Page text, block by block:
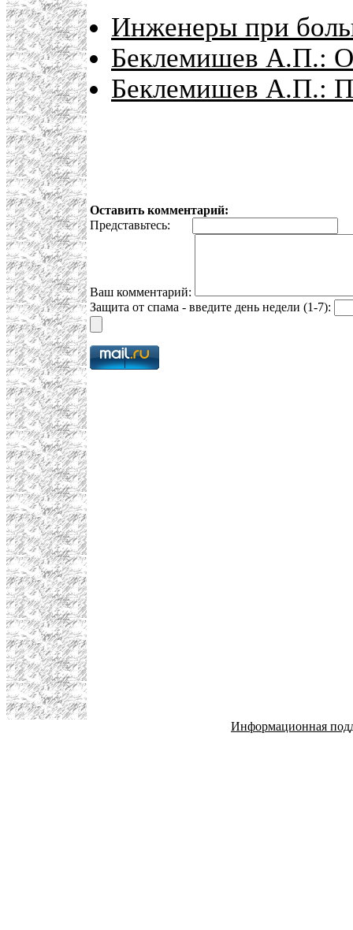
Инженеры при
Беклемишев А.П.:
Беклемишев А.П.:
Оставить комментарий:
Представьтесь:
Ваш комментарий:
Защита от спама - введите день недели (1-7):
Информационная